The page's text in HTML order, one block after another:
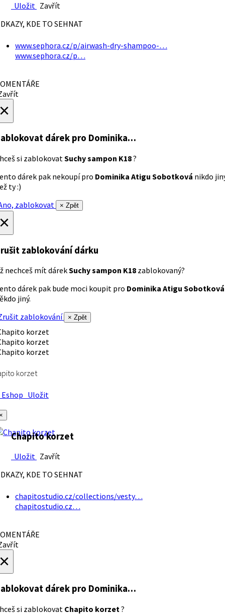
Uložit Zavřít
KDE TO SEHNAT
www.sephora.cz/p/airwash-dry-shampoo-…
www.sephora.cz/p…
dárek pro Dominika…
si zablokovatSuchy sampon K18?
dárek pak nekoupí pro Dominika Atigu Sobotková nikdo
ty :)
zablokovat
× Zpět
zablokování dárku
nechceš mít dárekSuchy sampon K18 zablokovaný?
dárek pak bude moci koupit pro Dominika Atigu Sobotková
jiný.
zablokování
× Zpět
korzet
Uložit
Chapito korzet
Uložit Zavřít
KDE TO SEHNAT
chapitostudio.cz/collections/vesty…
chapitostudio.cz…
dárek pro Dominika…
si zablokovat Chapito korzet?